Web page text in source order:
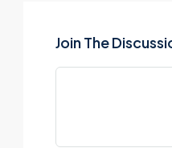
Join The